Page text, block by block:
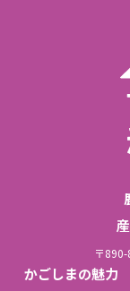
〒
かごしまの魅力